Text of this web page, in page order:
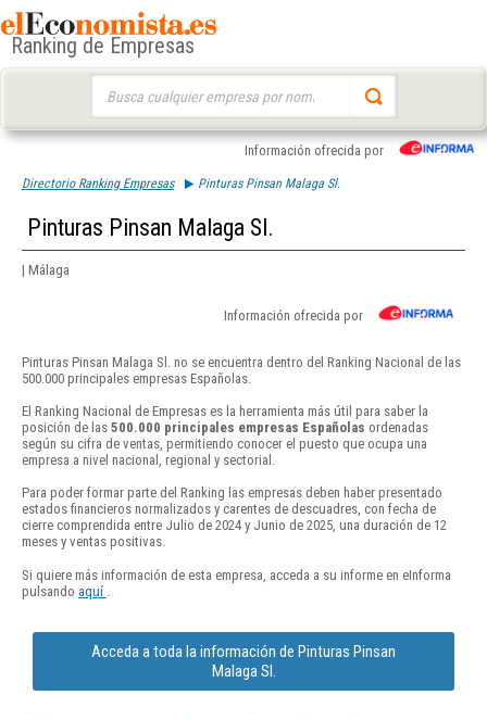
Ranking de Empresas
Información ofrecida por
Directorio Ranking Empresas Pinturas Pinsan Malaga Sl.
Pinturas Pinsan Malaga Sl.
| Málaga
Información ofrecida por
Pinturas Pinsan Malaga Sl. no se encuentra dentro del Ranking Nacional de las
500.000 principales empresas Españolas.
El Ranking Nacional de Empresas es la herramienta más útil para saber la
posición de las 500.000 principales empresas Españolas ordenadas
según su cifra de ventas, permitiendo conocer el puesto que ocupa una
empresa a nivel nacional, regional y sectorial.
Para poder formar parte del Ranking las empresas deben haber presentado
estados financieros normalizados y carentes de descuadres, con fecha de
cierre comprendida entre Julio de 2024 y Junio de 2025, una duración de 12
meses y ventas positivas.
Si quiere más información de esta empresa, acceda a su informe en eInforma
pulsando aquí
Acceda a toda la información de Pinturas Pinsan
Malaga Sl.